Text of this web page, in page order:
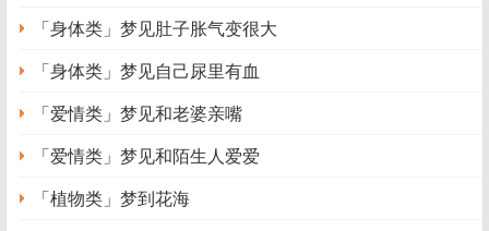
「身体类」梦见肚子胀气变很大
「身体类」梦见自己尿里有血
「爱情类」梦见和老婆亲嘴
「爱情类」梦见和陌生人爱爱
「植物类」梦到花海